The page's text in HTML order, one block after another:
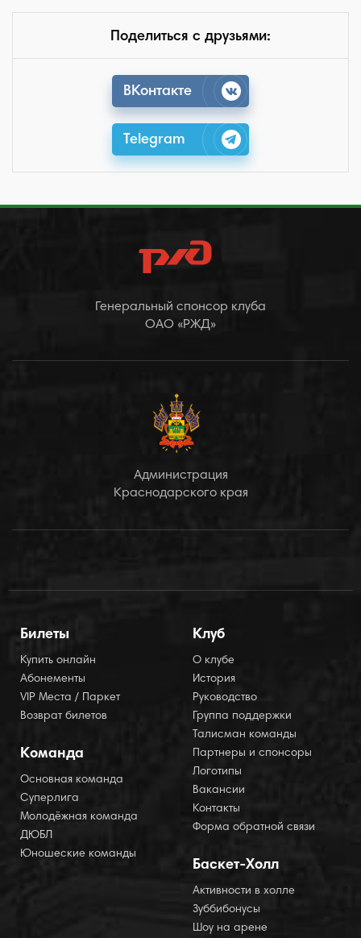
Поделиться с друзьями:
ВКонтакте
Telegram
Генеральный спонсор клуба
ОАО «РЖД»
Администрация
Краснодарского края
Билеты
Купить онлайн
Абонементы
VIP Места / Паркет
Возврат билетов
Команда
Основная команда
Суперлига
Молодёжная команда
ДЮБЛ
Юношеские команды
Клуб
О клубе
История
Руководство
Группа поддержки
Талисман команды
Партнеры и спонсоры
Логотипы
Вакансии
Контакты
Форма обратной связи
Баскет-Холл
Активности в холле
Зуббибонусы
Шоу на арене